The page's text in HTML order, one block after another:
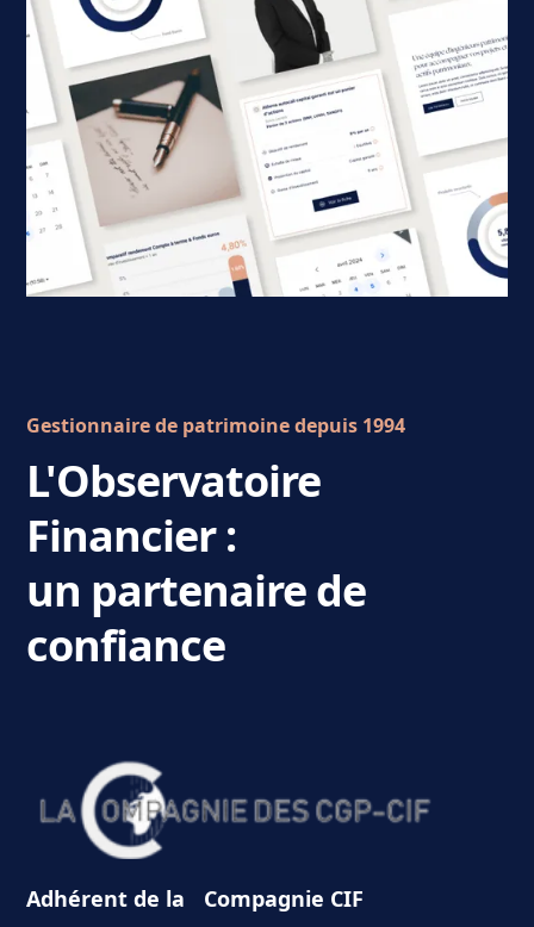
Gestionnaire de patrimoine depuis 1994
L'Observatoire
Financier :
un partenaire de
confiance
Adhérent de la Compagnie CIF